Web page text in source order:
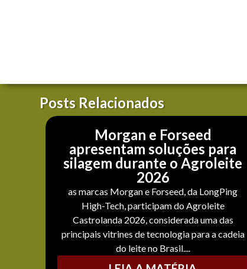
Posts Relacionados
Morgan e Forseed
apresentam soluções para
silagem durante o Agroleite
2026
as marcas Morgan e Forseed, da LongPing
High-Tech, participam do Agroleite
Castrolanda 2026, considerada uma das
principais vitrines de tecnologia para a cadeia
do leite no Brasil....